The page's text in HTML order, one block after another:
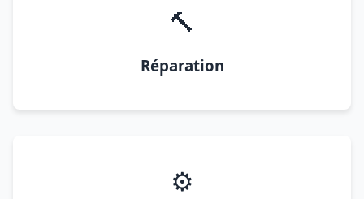
🔨
Réparation
⚙️